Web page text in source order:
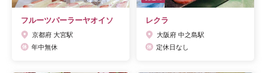
フルーツパーラーヤオイソ
京都府 大宮駅
年中無休
レクラ
大阪府 中之島駅
定休日なし